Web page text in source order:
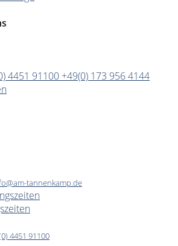
4451 91100 +49(0) 173 956 4144
tannenkamp.de
4451 91100